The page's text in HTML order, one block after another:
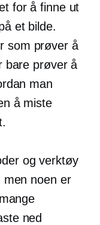
for å finne ut
et bilde.
som prøver å
bare prøver å
man
å miste
og verktøy
men noen er
ned